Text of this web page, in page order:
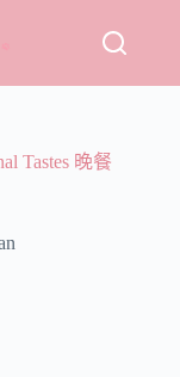
Tastes 晚餐